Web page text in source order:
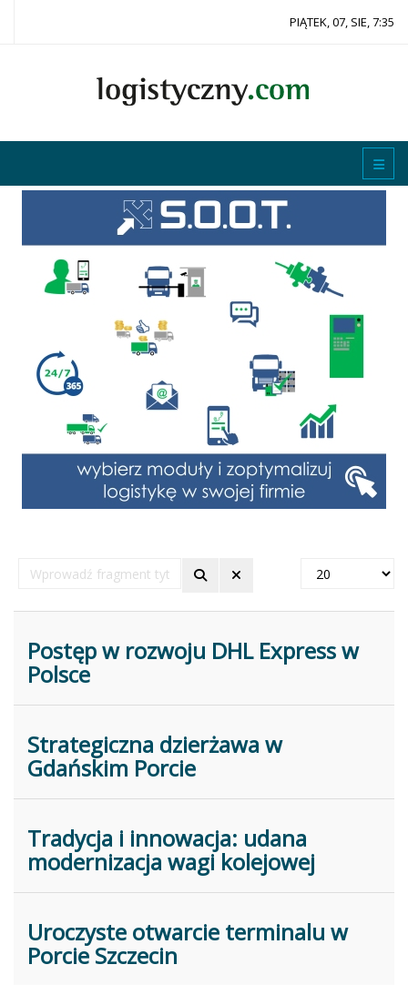
PIĄTEK, 07, SIE, 7:35
Wprowadź
fragment
Pokaż
Postęp w rozwoju DHL Express w
Polsce
Strategiczna dzierżawa w
Gdańskim Porcie
Tradycja i innowacja: udana
modernizacja wagi kolejowej
Uroczyste otwarcie terminalu w
Porcie Szczecin